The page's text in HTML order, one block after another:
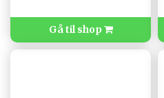
Gå til shop